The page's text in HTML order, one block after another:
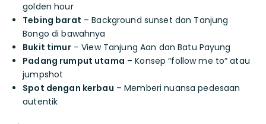
golden hour
Tebing barat – Background sunset dan Tanjung
Bongo di bawahnya
Bukit timur– View Tanjung Aan dan Batu Payung
Padang rumput utama – Konsep “follow me to” atau
jumpshot
Spot dengan kerbau – Memberi nuansa pedesaan
autentik